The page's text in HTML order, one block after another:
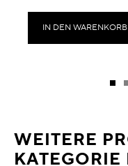
IN DEN
WEITERE
KATEGORIE